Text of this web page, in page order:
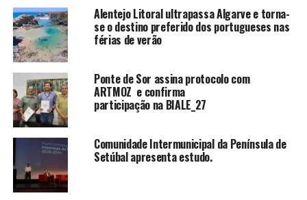
Alentejo Litoral ultrapassa Algarve e torna-
se o destino preferido dos portugueses nas
férias de verão
Ponte de Sor assina protocolo com
ARTMOZ e confirma
participação na BIALE_27
Comunidade Intermunicipal da Península de
Setúbal apresenta estudo.